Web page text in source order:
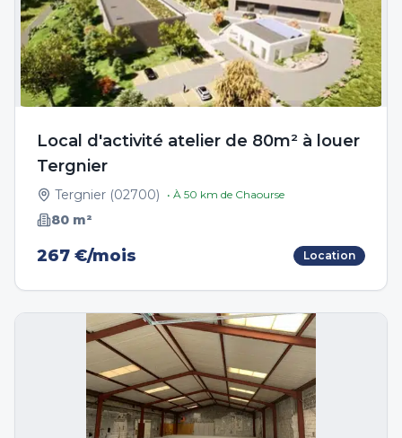
Local d'activité atelier de 80m² à louer
Tergnier
Tergnier (02700) • À 50 km de Chaourse
80 m²
267 €/mois Location